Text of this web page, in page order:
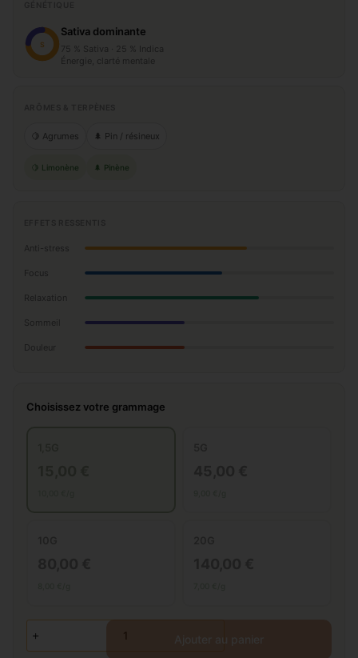
S
Sativa dominante
75 % Sativa · 25 % Indica
Énergie, clarté mentale
🍋 Agrumes 🌲 Pin / résineux
🍋 Limonène 🌲 Pinène
Anti-stress
Focus
Relaxation
Sommeil
Douleur
Choisissez votre grammage